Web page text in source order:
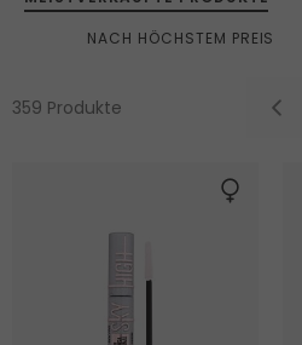
NACH HÖCHSTEM PREIS
359 Produkte